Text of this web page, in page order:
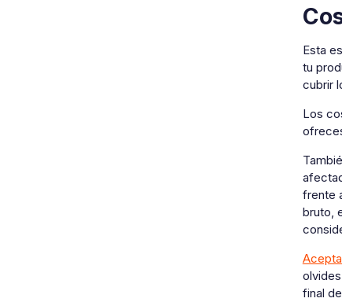
Esta
tu
cubrir
Los
frente
bruto,
final